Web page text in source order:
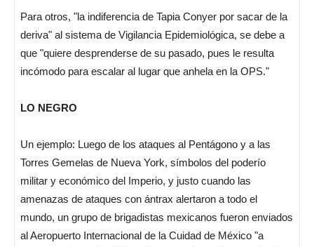
Para otros, "la indiferencia de Tapia Conyer por sacar de la
deriva" al sistema de Vigilancia Epidemiológica, se debe a
que "quiere desprenderse de su pasado, pues le resulta
incómodo para escalar al lugar que anhela en la OPS."
LO NEGRO
Un ejemplo: Luego de los ataques al Pentágono y a las
Torres Gemelas de Nueva York, símbolos del poderío
militar y económico del Imperio, y justo cuando las
amenazas de ataques con ántrax alertaron a todo el
mundo, un grupo de brigadistas mexicanos fueron enviados
al Aeropuerto Internacional de la Cuidad de México "a